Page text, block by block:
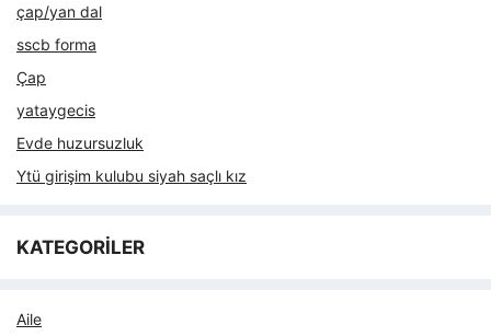
çap/yan dal
sscb forma
Çap
yataygecis
Evde huzursuzluk
Ytü girişim kulubu siyah saçlı kız
KATEGORİLER
Aile